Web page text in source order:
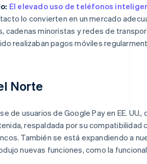
El elevado uso de teléfonos
lo convierten en un mercado
cadenas minoristas y redes de
realizaban pagos móviles
Norte
de usuarios de Google Pay en EE. UU.,
respaldada por su compatibilidad
También se está expandiendo a
nuevas funciones, como la